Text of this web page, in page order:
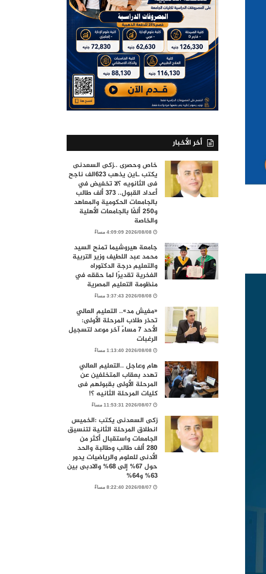
أخر الأخبار
خاص وحصرى ..زكى السعدنى
يكتب ـاين يذهب ٦٢٣الف ناجح
فى الثانويه ؟لا تخفيض في
أعداد القبول.. 373 ألف طالب
بالجامعات الحكومية والمعاهد
و250 ألفًا بالجامعات الأهلية
والخاصة
2026/08/08 4:09:09 مساءً
جامعة هيروشيما تمنح السيد
محمد عبد اللطيف وزير التربية
والتعليم درجة الدكتوراه
الفخرية تقديرًا لما حققه في
منظومة التعليم المصرية
2026/08/08 3:37:43 مساءً
«مفيش مد».. التعليم العالي
تحذر طلاب المرحلة الأولى:
الأحد 7 مساءً آخر موعد لتسجيل
الرغبات
2026/08/08 1:13:40 مساءً
هام وعاجل ..التعليم العالي
تهدد بعقاب المتخلفين عن
المرحلة الأولى بقبولهم فى
كليات المرحلة الثانيه ؟!
2026/08/07 11:53:31 مساءً
زكى السعدنى يكتب :الخميس
انطلاق المرحلة الثانية لتنسيق
الجامعات واستقبال أكثر من
280 ألف طالب وطالبة والحد
الأدنى للعلوم والرياضيات يدور
حول 67% إلى 68% والادبى بين
63% و64%
2026/08/07 8:22:40 مساءً